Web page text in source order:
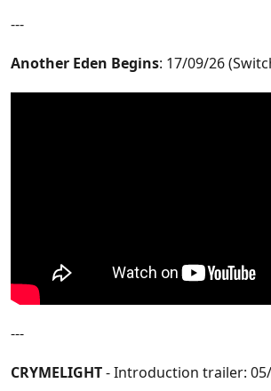
---
Another Eden Begins: 17/09/26
---
CRYMELIGHT- Introduction trailer: